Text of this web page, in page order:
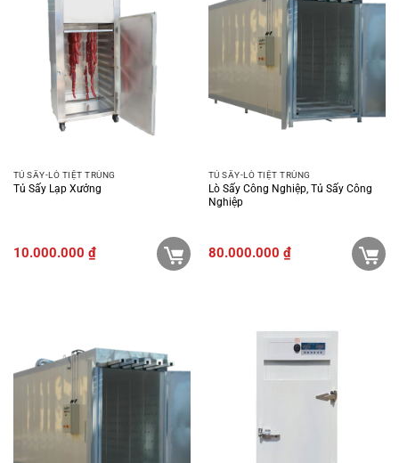
TỦ SẤY-LÒ TIỆT TRÙNG
Tủ Sấy Lạp Xưởng
10.000.000 ₫
TỦ SẤY-LÒ TIỆT TRÙNG
Lò Sấy Công Nghiệp, Tủ Sấy Công
Nghiệp
80.000.000 ₫